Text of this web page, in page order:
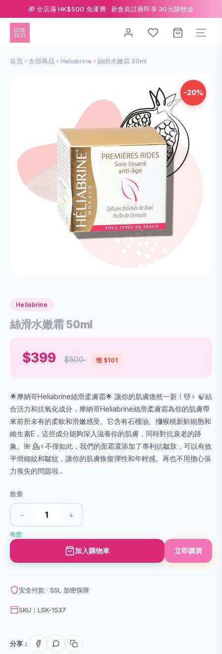
🎁 全店滿 HK$500 免運費 · 新會員註冊即享 30元購物金
首頁 全部商品 Heliabrine 絲滑水嫩霜 50ml
-20%
Heliabrine
絲滑水嫩霜 50ml
$399 $500 慳 $101
🌟摩納哥Heliabrine絲滑柔膚霜🌟 讓你的肌膚煥然一新！💆♀️ 🍃結
合活力和抗氧化成分，摩納哥Heliabrine絲滑柔膚霜為你的肌膚帶
來前所未有的柔軟和滑嫩感受。它含有石榴油、獼猴桃新鮮細胞和
維生素E，這些成分能夠深入滋養你的肌膚，同時對抗衰老的跡
象。🌺 💁♀️不僅如此，我們的面霜還添加了專利抗皺肽，可以有效
平滑細紋和皺紋，讓你的肌膚恢復彈性和年輕感。再也不用擔心張
力喪失的問題啦...
數量
− +
有貨
加入購物車 立即購買
安全付款 · SSL 加密保障
SKU：LSK-1537
分享：